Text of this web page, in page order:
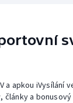
a apkou
a